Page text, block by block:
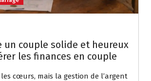
un couple solide et heureux
les finances en couple
cœurs, mais la gestion de l’argent